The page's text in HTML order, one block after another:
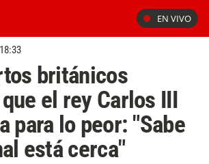
EN VIVO
británicos
el rey Carlos III
para lo peor: "Sabe
está cerca"